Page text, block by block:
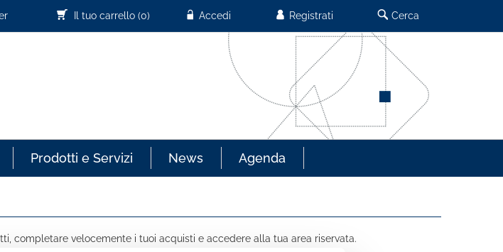
Cerca
Registrati
Accedi
Il tuo carrello (0)
Prodotti e Servizi News Agenda
completare velocemente i tuoi acquisti e accedere alla tua area riservata.